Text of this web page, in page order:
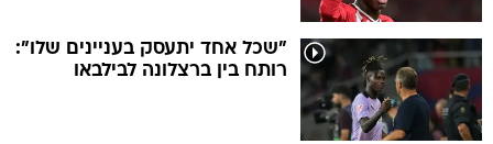
"שכל אחד יתעסק בעניינים שלו":
רותח בין ברצלונה לבילבאו